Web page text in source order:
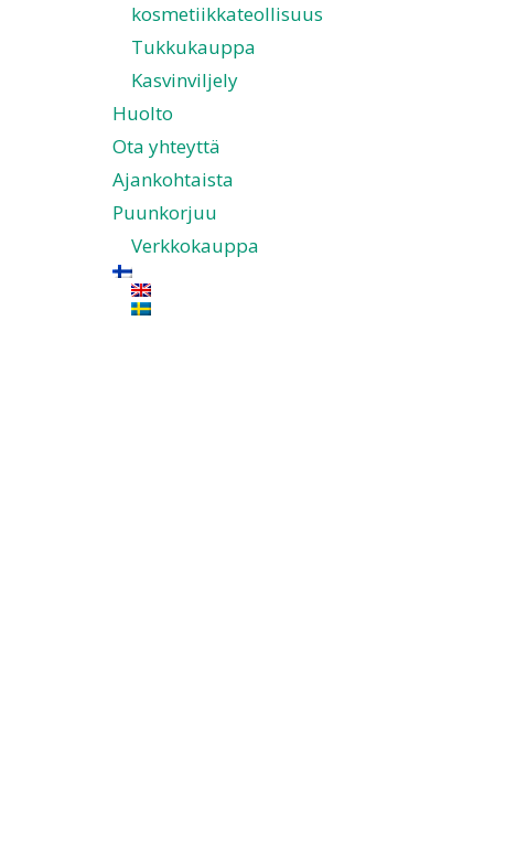
kosmetiikkateollisuus
Tukkukauppa
Kasvinviljely
Huolto
Ota yhteyttä
Ajankohtaista
Puunkorjuu
Verkkokauppa